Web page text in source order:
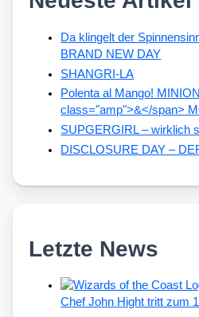
Da klingelt der
BRAND NEW DAY
SHANGRI-LA
Polenta al Mango!
class="amp">&</span>
SUPGERGIRL – wirklich
DISCLOSURE DAY –
Letzte News
Chef John Hight tritt zum